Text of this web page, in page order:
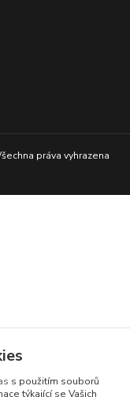
práva vyhrazena
s použitím souborů
týkající se Vašich